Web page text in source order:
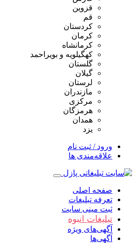
قزوین
قم
کردستان
کرمان
کرمانشاه
کهگیلویه و بویراحمد
گلستان
گیلان
لرستان
مازندران
مرکزی
هرمزگان
همدان
یزد
ورود / ثبت نام
علاقه‌مندی ها
صفحه اصلی
تعرفه تبلیغات
ثبت مینی سایت
تبلیغات انبوه
آگهی‌های ویژه
آگهی‌ها